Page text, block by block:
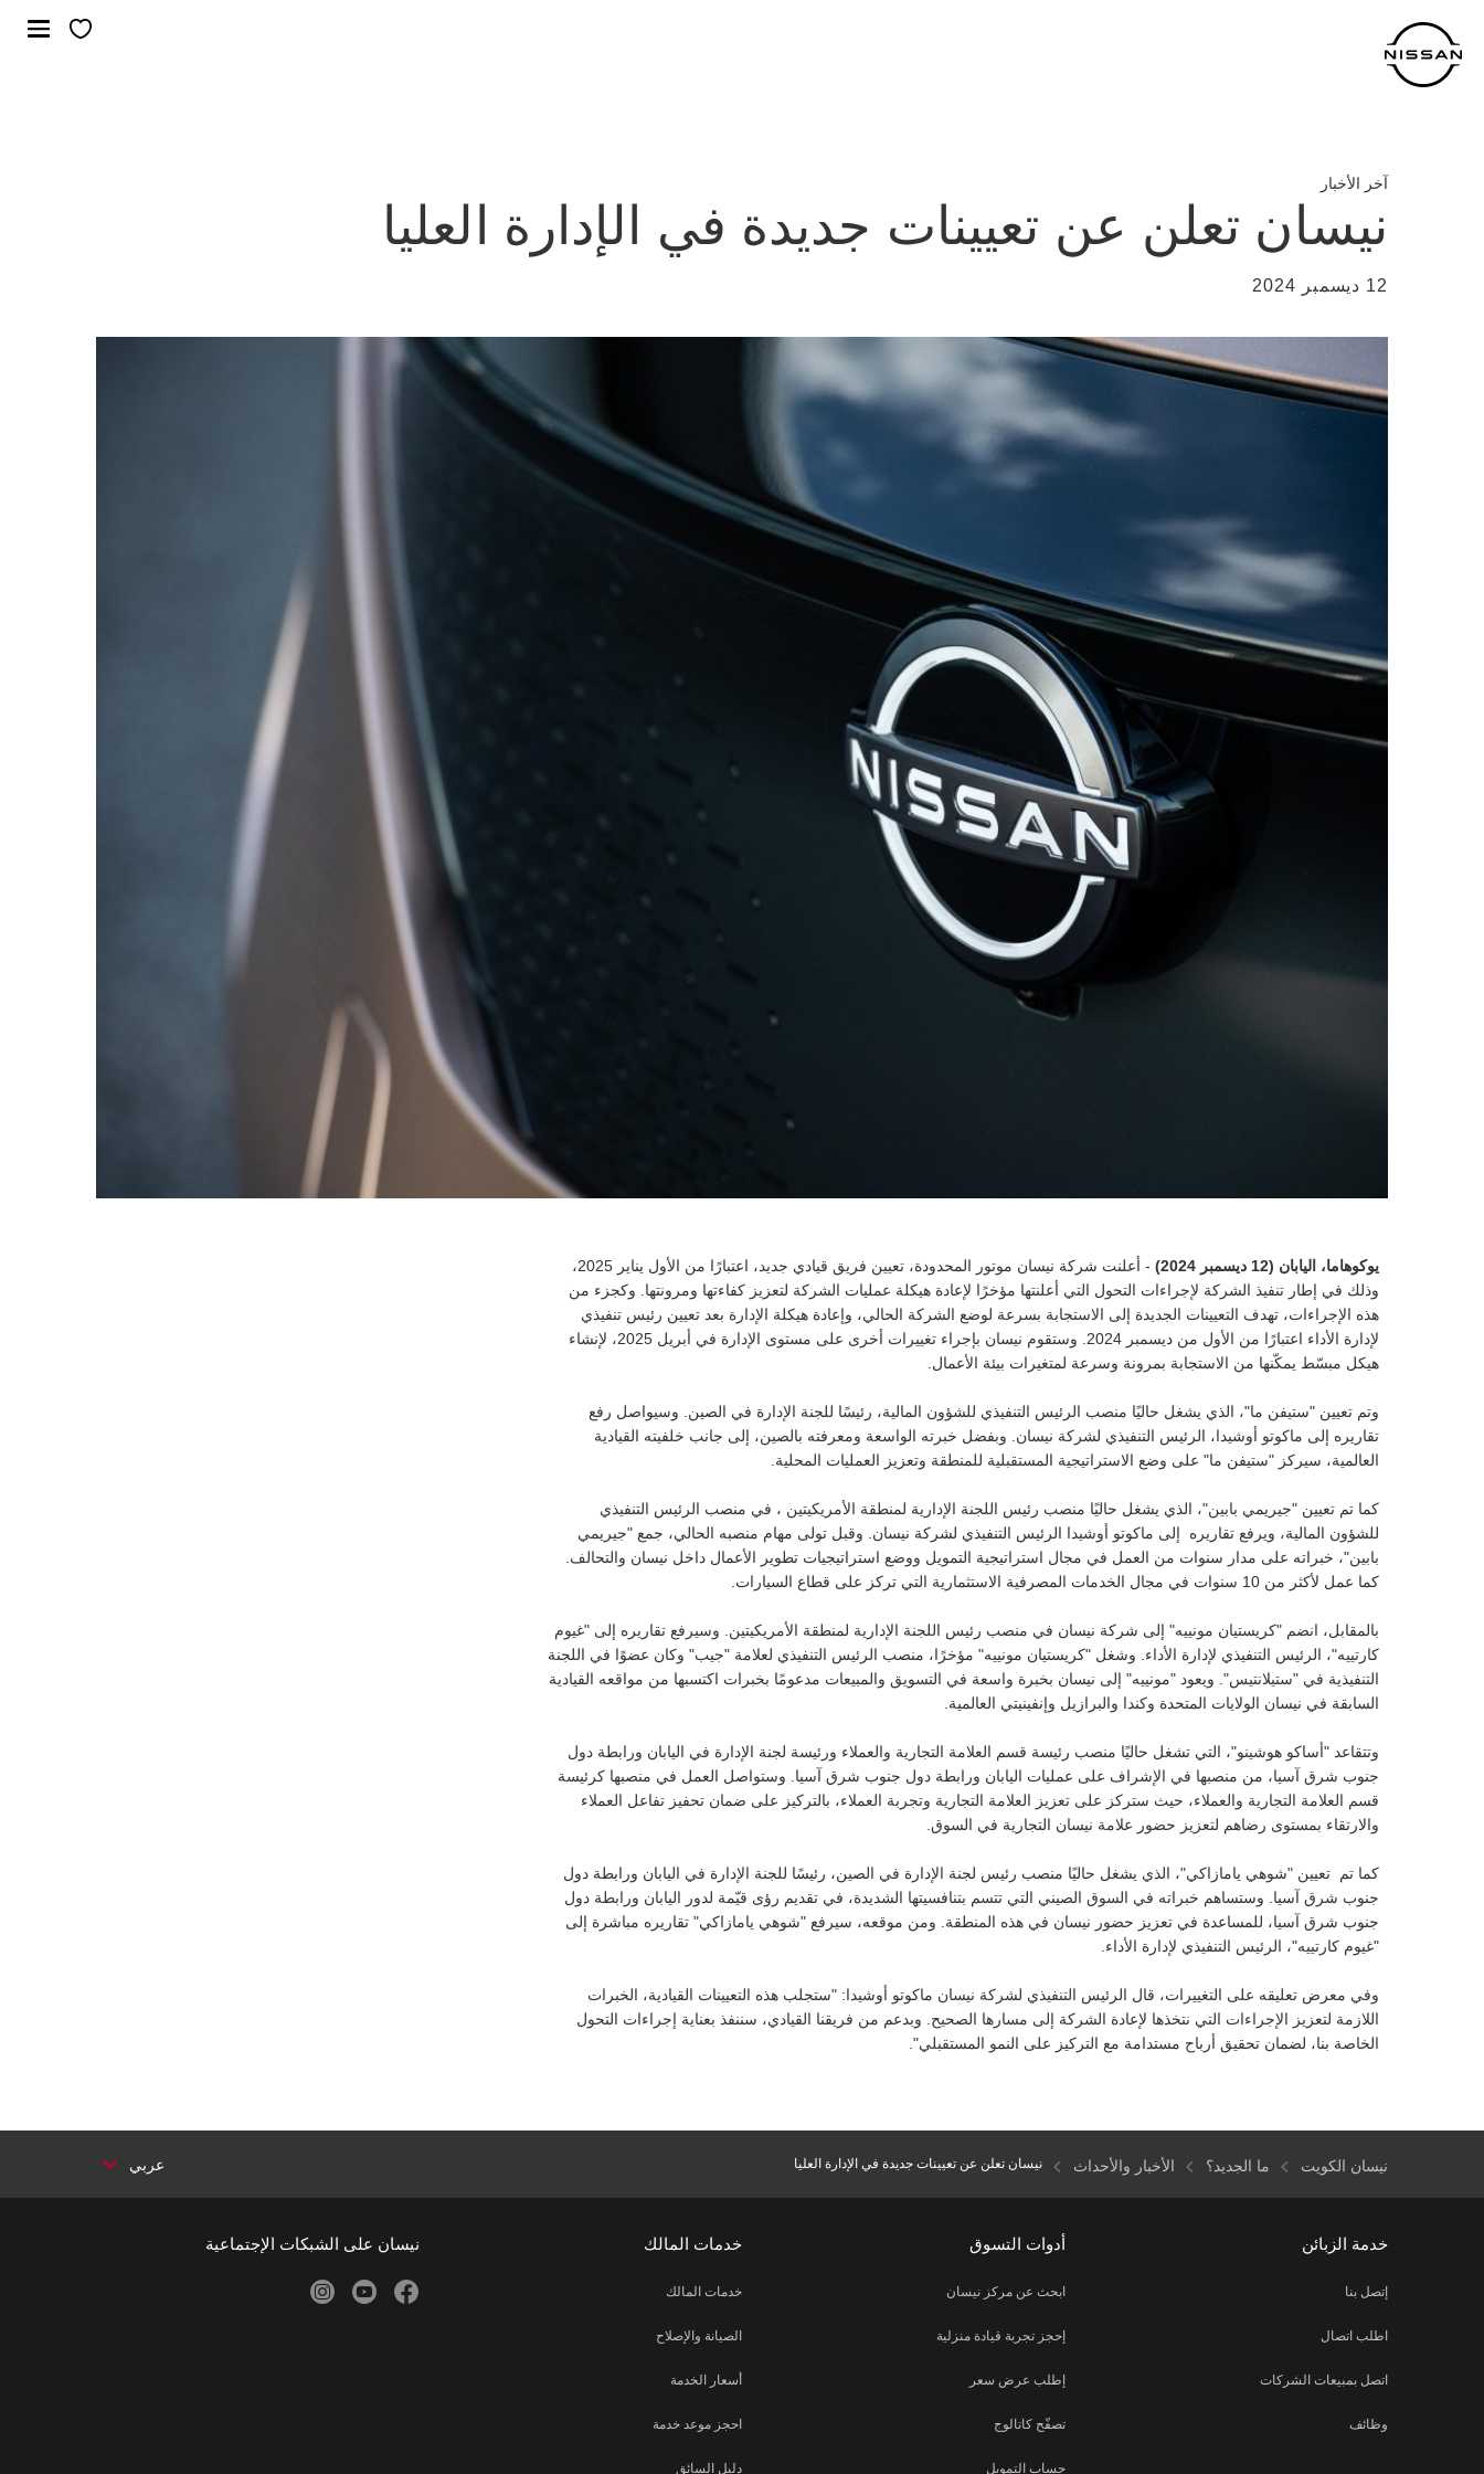
المحتوى
الرئيسي
آخر الأخبار
نيسان تعلن عن تعيينات جديدة في الإدارة العليا
12 ديسمبر 2024
يوكوهاما، اليابان (12 ديسمبر 2024)
- أعلنت شركة نيسان موتور المحدودة، تعيين فريق قيادي جديد، اعتبارًا من الأول يناير 2025،
وذلك في إطار تنفيذ الشركة لإجراءات التحول التي أعلنتها مؤخرًا لإعادة هيكلة عمليات الشركة لتعزيز كفاءتها ومرونتها. وكجزء من
هذه الإجراءات، تهدف التعيينات الجديدة إلى الاستجابة بسرعة لوضع الشركة الحالي، وإعادة هيكلة الإدارة بعد تعيين رئيس تنفيذي
لإدارة الأداء اعتبارًا من الأول من ديسمبر 2024. وستقوم نيسان بإجراء تغييرات أخرى على مستوى الإدارة في أبريل 2025، لإنشاء
هيكل مبسّط يمكّنها من الاستجابة بمرونة وسرعة لمتغيرات بيئة الأعمال.
وتم تعيين "ستيفن ما"، الذي يشغل حاليًا منصب الرئيس التنفيذي للشؤون المالية، رئيسًا للجنة الإدارة في الصين. وسيواصل رفع
تقاريره إلى ماكوتو أوشيدا، الرئيس التنفيذي لشركة نيسان. وبفضل خبرته الواسعة ومعرفته بالصين، إلى جانب خلفيته القيادية
العالمية، سيركز "ستيفن ما" على وضع الاستراتيجية المستقبلية للمنطقة وتعزيز العمليات المحلية.
كما تم تعيين "جيريمي بابين"، الذي يشغل حاليًا منصب رئيس اللجنة الإدارية لمنطقة الأمريكيتين ، في منصب الرئيس التنفيذي
للشؤون المالية، ويرفع تقاريره إلى ماكوتو أوشيدا الرئيس التنفيذي لشركة نيسان. وقبل تولى مهام منصبه الحالي، جمع "جيريمي
بابين"، خبراته على مدار سنوات من العمل في مجال استراتيجية التمويل ووضع استراتيجيات تطوير الأعمال داخل نيسان والتحالف.
كما عمل لأكثر من 10 سنوات في مجال الخدمات المصرفية الاستثمارية التي تركز على قطاع السيارات.
بالمقابل، انضم "كريستيان مونييه" إلى شركة نيسان في منصب رئيس اللجنة الإدارية لمنطقة الأمريكيتين. وسيرفع تقاريره إلى "غيوم
كارتييه"، الرئيس التنفيذي لإدارة الأداء. وشغل "كريستيان مونييه" مؤخرًا، منصب الرئيس التنفيذي لعلامة "جيب" وكان عضوًا في اللجنة
التنفيذية في "ستيلانتيس". ويعود "مونييه" إلى نيسان بخبرة واسعة في التسويق والمبيعات مدعومًا بخبرات اكتسبها من مواقعه القيادية
السابقة في نيسان الولايات المتحدة وكندا والبرازيل وإنفينيتي العالمية.
وتتقاعد "أساكو هوشينو"، التي تشغل حاليًا منصب رئيسة قسم العلامة التجارية والعملاء ورئيسة لجنة الإدارة في اليابان ورابطة دول
جنوب شرق آسيا، من منصبها في الإشراف على عمليات اليابان ورابطة دول جنوب شرق آسيا. وستواصل العمل في منصبها كرئيسة
قسم العلامة التجارية والعملاء، حيث ستركز على تعزيز العلامة التجارية وتجربة العملاء، بالتركيز على ضمان تحفيز تفاعل العملاء
والارتقاء بمستوى رضاهم لتعزيز حضور علامة نيسان التجارية في السوق.
كما تم تعيين "شوهي يامازاكي"، الذي يشغل حاليًا منصب رئيس لجنة الإدارة في الصين، رئيسًا للجنة الإدارة في اليابان ورابطة دول
جنوب شرق آسيا. وستساهم خبراته في السوق الصيني التي تتسم بتنافسيتها الشديدة، في تقديم رؤى قيّمة لدور اليابان ورابطة دول
جنوب شرق آسيا، للمساعدة في تعزيز حضور نيسان في هذه المنطقة. ومن موقعه، سيرفع "شوهي يامازاكي" تقاريره مباشرة إلى
"غيوم كارتييه"، الرئيس التنفيذي لإدارة الأداء.
وفي معرض تعليقه على التغييرات، قال الرئيس التنفيذي لشركة نيسان ماكوتو أوشيدا: "ستجلب هذه التعيينات القيادية، الخبرات
اللازمة لتعزيز الإجراءات التي نتخذها لإعادة الشركة إلى مسارها الصحيح. وبدعم من فريقنا القيادي، سننفذ بعناية إجراءات التحول
الخاصة بنا، لضمان تحقيق أرباح مستدامة مع التركيز على النمو المستقبلي".
نيسان الكويت ما الجديد؟ الأخبار والأحداث نيسان تعلن عن تعيينات جديدة في الإدارة العليا عربي
خدمة الزبائن
إتصل بنا
اطلب اتصال
اتصل بمبيعات الشركات
وظائف
أدوات التسوق
ابحث عن مركز نيسان
إحجز تجربة قيادة منزلية
إطلب عرض سعر
تصفّح كاتالوج
حساب التمويل
خدمات المالك
خدمات المالك
الصيانة والإصلاح
أسعار الخدمة
احجز موعد خدمة
دليل السائق
نيسان على الشبكات الإجتماعية
facebook
youtube